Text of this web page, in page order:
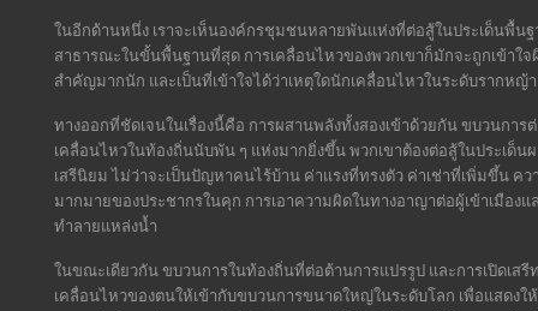
ในอีกด้านหนึ่ง เราจะเห็นองค์กรชุมชนหลายพันแห่งที่ต่อสู้ในประเด็นพื้น
สาธารณะในขั้นพื้นฐานที่สุด การเคลื่อนไหวของพวกเขาก็มักจะถูกเข้าใ
สำคัญมากนัก และเป็นที่เข้าใจได้ว่าเหตุใดนักเคลื่อนไหวในระดับรากห
ทางออกที่ชัดเจนในเรื่องนี้คือ การผสานพลังทั้งสองเข้าด้วยกัน ขบวนกา
เคลื่อนไหวในท้องถิ่นนับพัน ๆ แห่งมากยิ่งขึ้น พวกเขาต้องต่อสู้ในประเด็
เสรีนิยม ไม่ว่าจะเป็นปัญหาคนไร้บ้าน ค่าแรงที่ทรงตัว ค่าเช่าที่เพิ่มขึ้น ค
มากมายของประชากรในคุก การเอาความผิดในทางอาญาต่อผู้เข้าเมือง
ทำลายแหล่งน้ำ
ในขณะเดียวกัน ขบวนการในท้องถิ่นที่ต่อต้านการแปรรูป และการเปิดเสรี
เคลื่อนไหวของตนให้เข้ากับขบวนการขนาดใหญ่ในระดับโลก เพื่อแสดงใ